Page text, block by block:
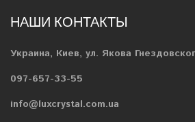
НАШИ КОНТАКТЫ
Украина, Киев, ул. Якова
097-657-33-55
info@luxcrystal.com.ua